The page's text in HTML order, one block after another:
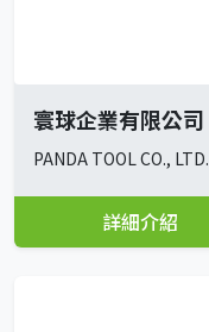
寰球企業有限公司
PANDA TOOL CO., LTD.
詳細介紹